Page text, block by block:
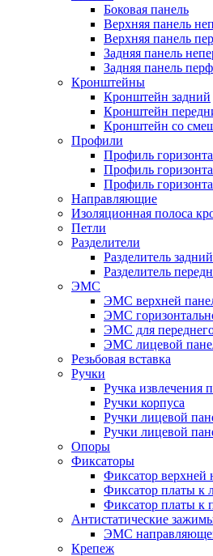
Боковая панель
Верхняя панель
Верхняя панель
Задняя панель
Задняя панель
Кронштейны
Кронштейн задний
Кронштейн
Кронштейн со
Профили
Профиль
Профиль
Профиль
Направляющие
Изоляционная полоса
Петли
Разделители
Разделитель задний
Разделитель
ЭМС
ЭМС верхней
ЭМС
ЭМС для
ЭМС лицевой
Резьбовая вставка
Ручки
Ручка извлечения
Ручки корпуса
Ручки лицевой
Ручки лицевой
Опоры
Фиксаторы
Фиксатор верхней
Фиксатор платы к
Фиксатор платы к
Антистатические
ЭМС
Крепеж